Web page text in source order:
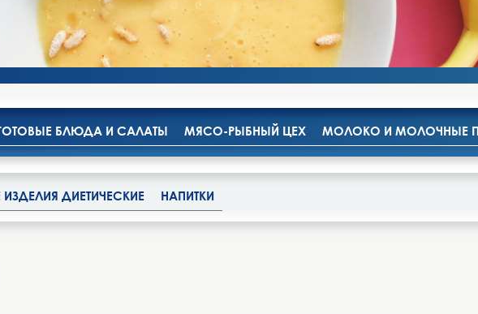
БЛЮДА И САЛАТЫ МЯСО-РЫБНЫЙ ЦЕХ МОЛОКО И МОЛОЧНЫЕ
ДИЕТИЧЕСКИЕ НАПИТКИ